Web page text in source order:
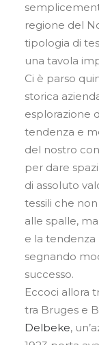
regione del
tipologia di
una tavola
Ci è parso
storica
esplorazione
tendenza e
del nostro
per dare
di assoluto
tessili che
alle spalle,
e la tendenza
segnando
successo.
Eccoci allora
tra Bruges e
Delbeke,